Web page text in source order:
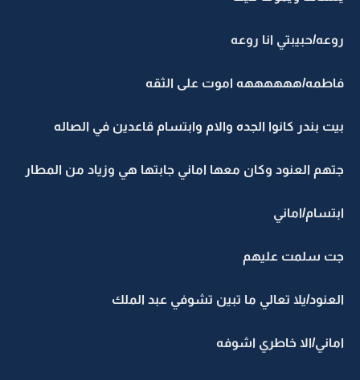
روعه/حبيبتي انا روعه
فاطمه/ههههههه اموت على الثقه
بيت بندر كانوا الجده والام وابتسام قاعدين في الصاله
جتهم العنود وكان معها اماني جابتها هي وزياد من المطار
ابتسام/اماني
جت سلمت عليهم
العنود/يلا تعالي ما تبين تشوفي عبد الملك
اماني/الا خاطري اشوفه